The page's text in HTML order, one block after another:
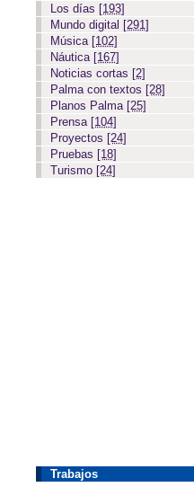
Los días [193]
Mundo digital [291]
Música [102]
Náutica [167]
Noticias cortas [2]
Palma con textos [28]
Planos Palma [25]
Prensa [104]
Proyectos [24]
Pruebas [18]
Turismo [24]
Trabajos